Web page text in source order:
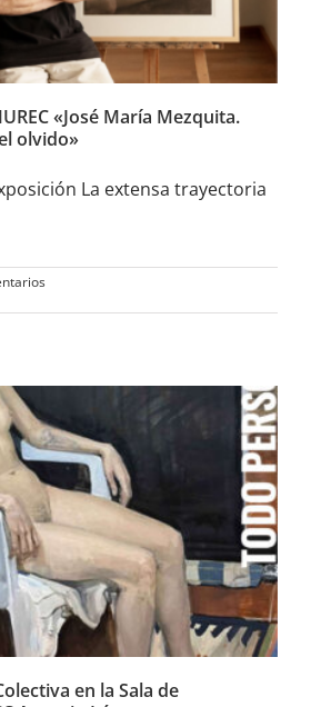
«José María Mezquita.
olvido»
La extensa trayectoria
Colectiva en
del CC
López
en la Sala de